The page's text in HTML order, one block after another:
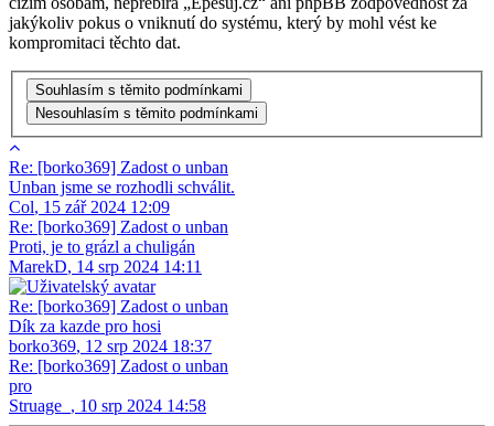
jakýkoliv pokus o vniknutí do systému, který by mohl vést ke
kompromitaci těchto dat.
Re: [borko369] Zadost o unban
Unban jsme se rozhodli schválit.
Col, 15 zář 2024 12:09
Re: [borko369] Zadost o unban
Proti, je to grázl a chuligán
MarekD, 14 srp 2024 14:11
Re: [borko369] Zadost o unban
Dík za kazde pro hosi
borko369, 12 srp 2024 18:37
Re: [borko369] Zadost o unban
pro
Struage_ , 10 srp 2024 14:58